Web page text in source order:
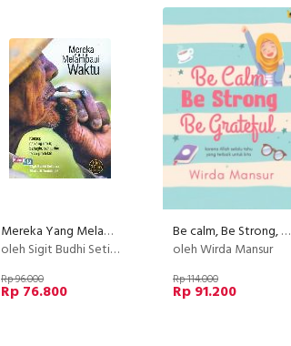
Mereka Yang Melampaui Waktu (Konsep panjang umur, bahagia, sehat dan tetap produktif)
oleh Sigit Budhi Setiawan & M
Rp 96.000
Rp 76.800
Be calm, Be Strong, Be Grateful
oleh Wirda Mansur
Rp 114.000
Rp 91.200